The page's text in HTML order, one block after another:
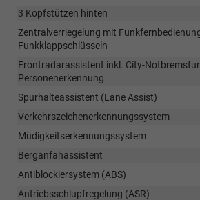
3 Kopfstützen hinten
Zentralverriegelung mit
Funkklappschlüsseln
Frontradarassistent inkl. City-
Personenerkennung
Spurhalteassistent (Lane Assist)
Verkehrszeichenerkennungssystem
Müdigkeitserkennungssystem
Berganfahassistent
Antiblockiersystem (ABS)
Antriebsschlupfregelung (ASR)